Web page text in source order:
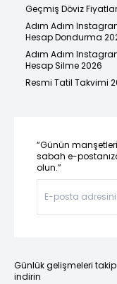
Geçmiş Döviz
Adım Adım
Hesap Dondurma
Adım Adım
Hesap Silme 2026
Resmi Tatil Takvimi
“Günün
sabah e-
olun.”
Günlük gelişmeleri
indirin